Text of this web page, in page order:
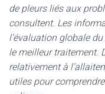
de pleurs liés aux
consultent. Les
l’évaluation globale
le meilleur traitement.
relativement à
utiles pour